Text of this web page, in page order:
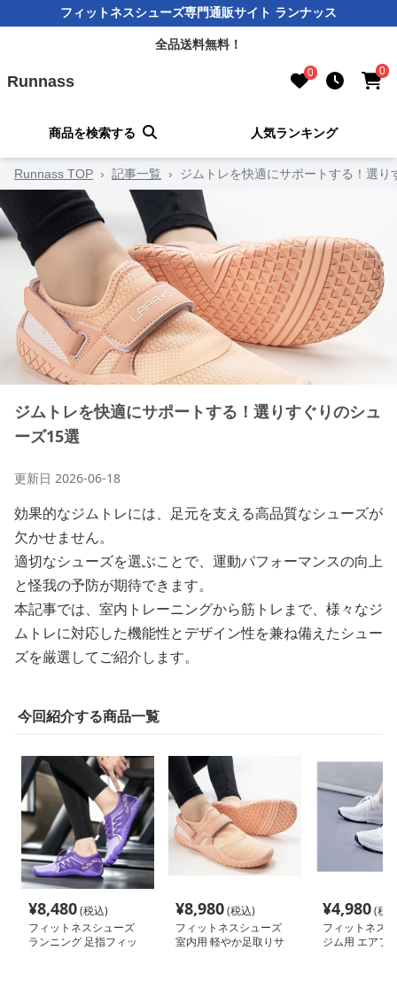
フィットネスシューズ専門通販サイト ランナッス
全品送料無料！
Runnass 0 0
商品を検索する 人気ランキング
Runnass TOP › 記事一覧 › ジムトレを快適にサポートする！選り
ジムトレを快適にサポートする！選りすぐりのシュ
ーズ15選
更新日 2026-06-18
効果的なジムトレには、足元を支える高品質なシューズが
欠かせません。
適切なシューズを選ぶことで、運動パフォーマンスの向上
と怪我の予防が期待できます。
本記事では、室内トレーニングから筋トレまで、様々なジ
ムトレに対応した機能性とデザイン性を兼ね備えたシュー
ズを厳選してご紹介します。
今回紹介する商品一覧
¥8,480(税込)
フィットネスシューズ
ランニング 足指フィッ
¥8,980(税込)
フィットネスシューズ
室内用 軽やか足取りサ
¥4,980(税
フィットネス
ジム用 エアフ